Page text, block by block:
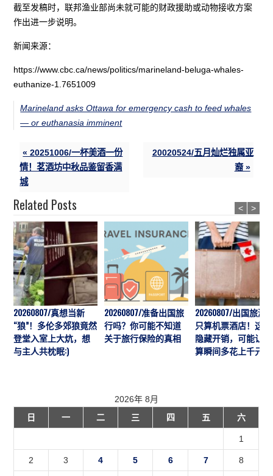
截至发稿时，联邦渔业部尚未就可能的财政援助或动物接收方案
作出进一步说明。
新闻来源：
https://www.cbc.ca/news/politics/marineland-beluga-whales-
euthanize-1.7651009
Marineland asks Ottawa for emergency cash to feed whales
— or euthanasia imminent
« 20251006/一杯美酒一份
情！茗酒坊中秋品鉴留香满
城
20020524/五月灿烂独属亚
裔 »
Related Posts
20260807/真想当新
“狼”！多伦多郊狼竟然
登堂入室上大炕，想
与主人共枕眠:)
20260807/准备出国旅
行吗？你可能不知道
关于旅行保险的真相
20260807/出国旅游
只算机票酒店！这7
隐藏开销，可能让预
算瞬间多花上千元
< >
2026年 8月
日
一 二 三 四 五 六
1
2 3 4 5 6 7 8